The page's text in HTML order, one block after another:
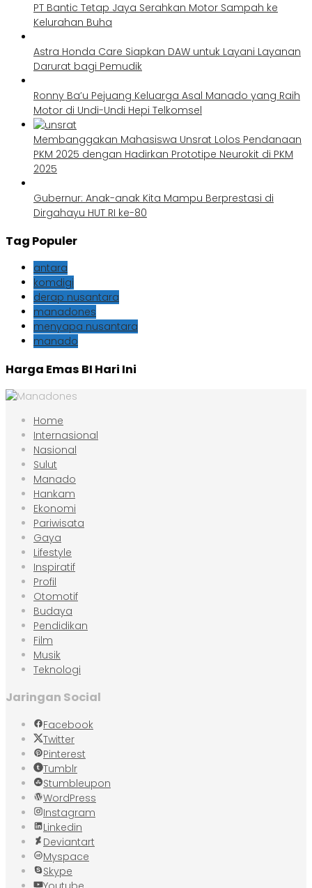
PT Bantic Tetap Jaya Serahkan Motor Sampah ke
Kelurahan Buha
Astra Honda Care Siapkan DAW untuk Layani Layanan
Darurat bagi Pemudik
Ronny Ba’u Pejuang Keluarga Asal Manado yang Raih
Motor di Undi-Undi Hepi Telkomsel
Membanggakan Mahasiswa Unsrat Lolos Pendanaan
PKM 2025 dengan Hadirkan Prototipe Neurokit di PKM
2025
Gubernur: Anak-anak Kita Mampu Berprestasi di
Dirgahayu HUT RI ke-80
Tag Populer
antara
komdigi
derap nusantara
manadones
menyapa nusantara
manado
Harga Emas BI Hari Ini
Home
Internasional
Nasional
Sulut
Manado
Hankam
Ekonomi
Pariwisata
Gaya
Lifestyle
Inspiratif
Profil
Otomotif
Budaya
Pendidikan
Film
Musik
Teknologi
Jaringan Social
Facebook
Twitter
Pinterest
Tumblr
Stumbleupon
WordPress
Instagram
Linkedin
Deviantart
Myspace
Skype